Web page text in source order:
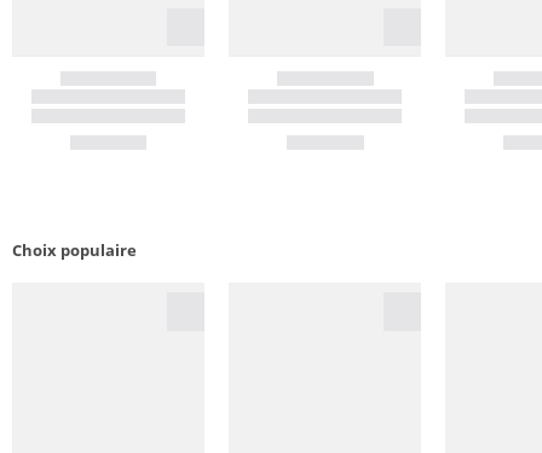
Choix populaire